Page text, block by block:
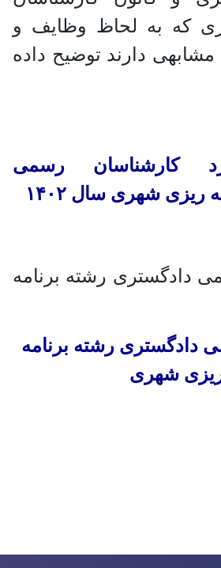
که به لحاظ وظایف و
مشابهی دارند توضیح داده
کارشناسان رسمی
ریزی شهری سال ۱۴۰۲
دادگستری رشته برنامه
شهری